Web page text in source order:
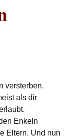
versterben.
als dir
Enkeln
Eltern. Und nun